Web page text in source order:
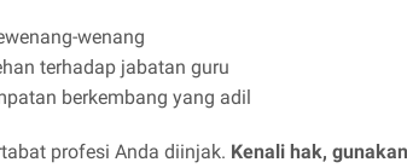
wenang
terhadap jabatan guru
berkembang yang adil
profesi Anda diinjak. Kenali hak,